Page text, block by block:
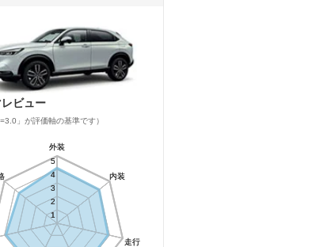
ビュー
=3.0」が評価軸の基準です）
外装
内装
走行
1
2
3
4
5
外装
内装
走行
1
2
3
4
5